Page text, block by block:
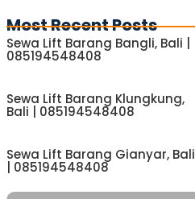
Most Recent Posts
Sewa Lift Barang Bangli, Bali |
085194548408
Sewa Lift Barang Klungkung,
Bali | 085194548408
Sewa Lift Barang Gianyar, Bali
| 085194548408